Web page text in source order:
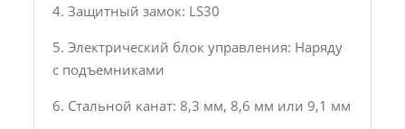
4. Защитный замок: LS30
5. Электрический блок управления: Наряду
с подъемниками
6. Стальной канат: 8,3 мм, 8,6 мм или 9,1 мм